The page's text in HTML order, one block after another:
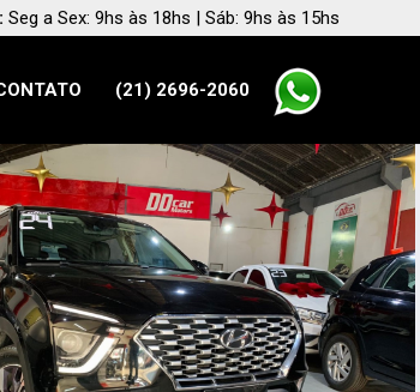
Seg a Sex: 9hs às 18hs | Sáb: 9hs às 15hs
(21) 2696-2060